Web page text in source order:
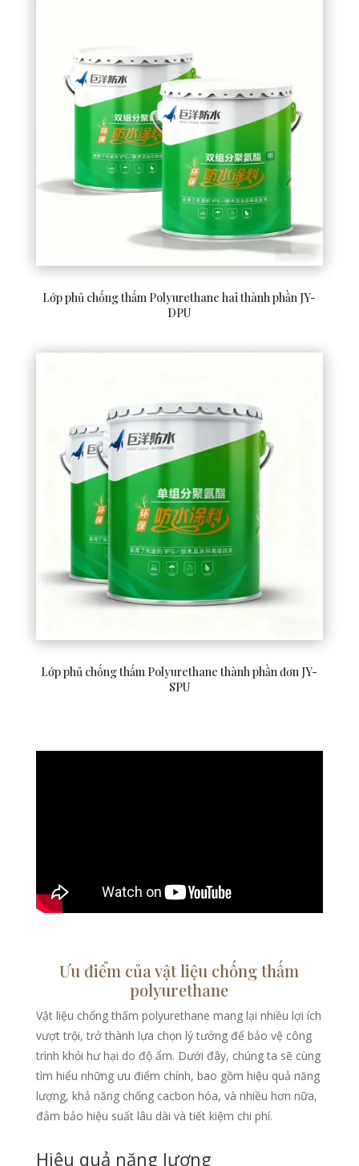
Lớp phủ chống thấm Polyurethane hai thành phần JY-
DPU
Lớp phủ chống thấm Polyurethane thành phần đơn JY-
SPU
Ưu điểm của vật liệu chống thấm
polyurethane
Vật liệu chống thấm polyurethane mang lại nhiều lợi ích
vượt trội, trở thành lựa chọn lý tưởng để bảo vệ công
trình khỏi hư hại do độ ẩm. Dưới đây, chúng ta sẽ cùng
tìm hiểu những ưu điểm chính, bao gồm hiệu quả năng
lượng, khả năng chống cacbon hóa, và nhiều hơn nữa,
đảm bảo hiệu suất lâu dài và tiết kiệm chi phí.
Hiệu quả năng lượng